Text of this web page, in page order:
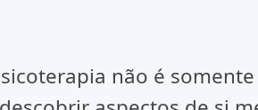
não é